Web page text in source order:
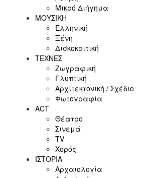
Μικρό Διήγημα
ΜΟΥΣΙΚΗ
Ελληνική
Ξένη
Δισκοκριτική
ΤΕΧΝΕΣ
Ζωγραφική
Γλυπτική
Αρχιτεκτονική / Σχέδιο
Φωτογραφία
ACT
Θέατρο
Σινεμά
ΤV
Χορός
ΙΣΤΟΡΙΑ
Αρχαιολογία